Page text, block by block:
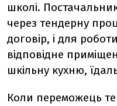
школі.
через тендерну
договір, і для
відповідне
шкільну кухню,
Коли переможець